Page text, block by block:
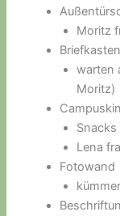
Moritz
Briefkasten
warten
Moritz)
Lena
Fotowand